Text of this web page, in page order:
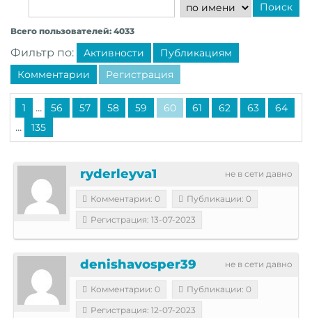
Поиск
Всего пользователей: 4033
Фильтр по: Активности
Публикациям
Комментарии
Регистрация
1 ... 56 57 58 59 60 61 62 63 64
... 135
не в сети давно
ryderleyva1
Комментарии: 0
Публикации: 0
Регистрация: 13-07-2023
не в сети давно
denishavosper39
Комментарии: 0
Публикации: 0
Регистрация: 12-07-2023